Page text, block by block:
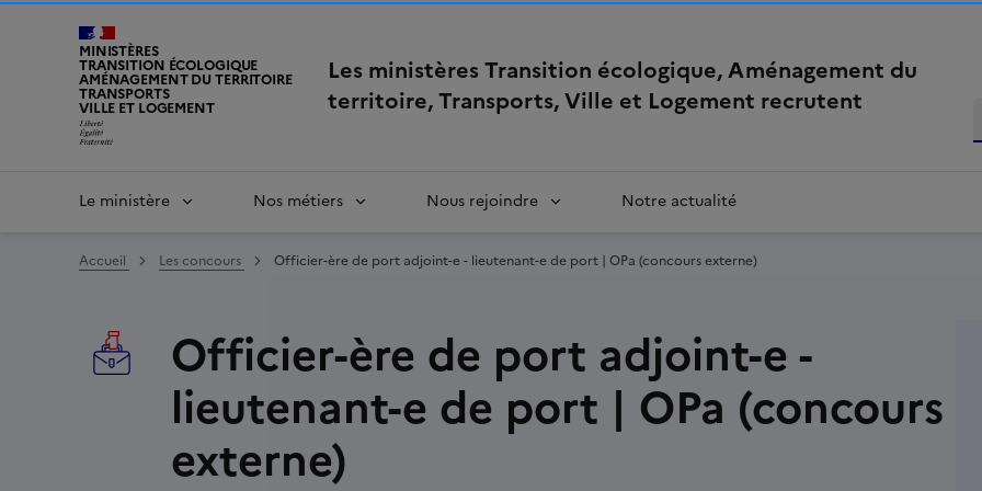
MINISTÈRES
TRANSITION ÉCOLOGIQUE
AMÉNAGEMENT DU TERRITOIRE
TRANSPORTS
VILLE ET LOGEMENT
Les ministères Transition écologique, Aménagement du
territoire, Transports, Ville et Logement recrutent
Le ministère Nos métiers Nous rejoindre Notre actualité
Accueil Les concours Officier-ère de port adjoint-e - lieutenant-e de port | OPa (concours externe)
Officier-ère de port adjoint-e -
lieutenant-e de port | OPa (concours
externe)